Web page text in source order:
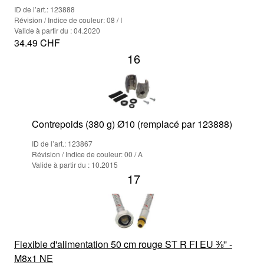
ID de l’art.: 123888
Révision / Indice de couleur: 08 / I
Valide à partir du : 04.2020
34.49 CHF
16
Contrepoids (380 g) Ø10 (remplacé par 123888)
ID de l’art.: 123867
Révision / Indice de couleur: 00 / A
Valide à partir du : 10.2015
17
Flexible d'alimentation 50 cm rouge ST R FI EU ⅜'' -
M8x1 NE